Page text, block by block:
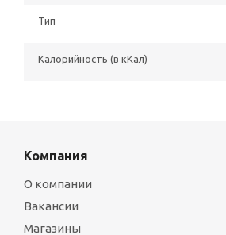
Тип
Калорийность (в кКал)
Компания
О компании
Вакансии
Магазины